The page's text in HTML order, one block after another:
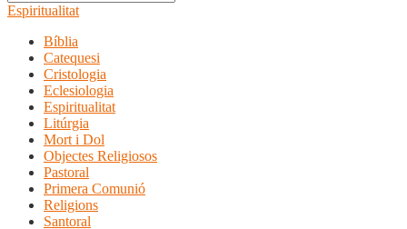
Espiritualitat
Bíblia
Catequesi
Cristologia
Eclesiologia
Espiritualitat
Litúrgia
Mort i Dol
Objectes Religiosos
Pastoral
Primera Comunió
Religions
Santoral